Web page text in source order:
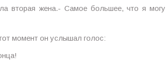
вторая жена.- Самое большее, что я могу
момент он услышал голос: